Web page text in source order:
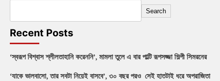
Search
Recent Posts
‘স্বরূপ বিশ্বাস শ্লীলতাহানি করেননি’, মামলা তুলে এ বার পাল্টি রূপসজ্জা শিল্পী সিমরনের
‘যাকে ভালবাসো, তার সবটা নিয়েই বাসবে’, ৩০ বছর পরও সেই হাতটাই ধরে অপরাজিতা